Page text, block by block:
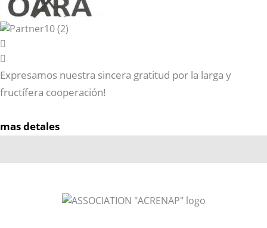
Expresamos nuestra sincera gratitud por la larga y
fructífera cooperación!
mas detales